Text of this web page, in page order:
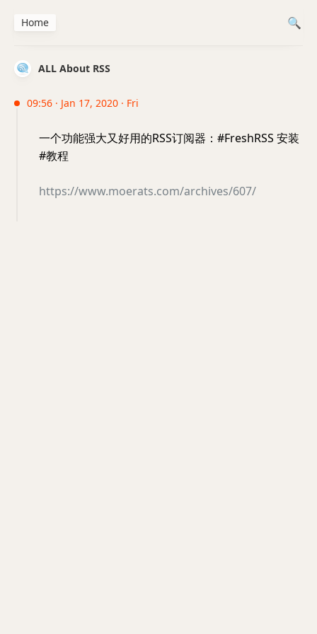
ALL About RSS
09:56 · Jan 17, 2020 · Fri
一个功能强大又好用的RSS订阅器：#FreshRSS 安装
#教程
https://www.moerats.com/archives/607/
Home